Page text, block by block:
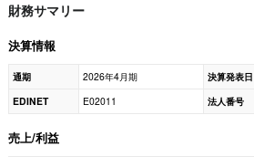
財務サマリー
決算情報
通期 2026年4月期 決算発表日
EDINET
E02011 法人番号
売上/利益